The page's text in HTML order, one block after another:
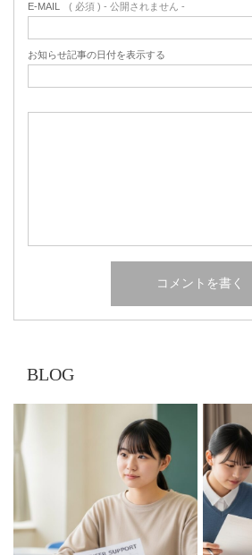
E-MAIL ( 必須 ) - 公開されません -
お知らせ記事の日付を表示する
BLOG